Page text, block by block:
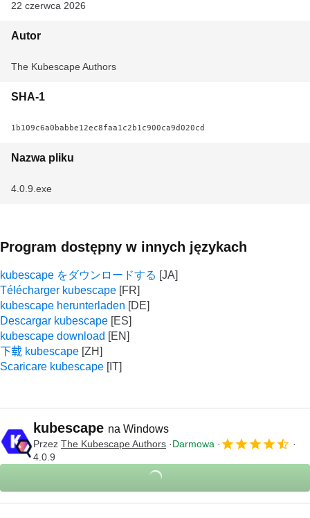
22 czerwca 2026
Autor
The Kubescape Authors
SHA-1
1b109c6a0babbe12ec8faa1c2b1c900ca9d020cd
Nazwa pliku
4.0.9.exe
Program dostępny w innych językach
kubescape をダウンロードする
Télécharger kubescape
kubescape herunterladen
Descargar kubescape
kubescape download
下载 kubescape
Scaricare kubescape
kubescape na Windows
Przez The Kubescape Authors
Darmowa
4.0.9